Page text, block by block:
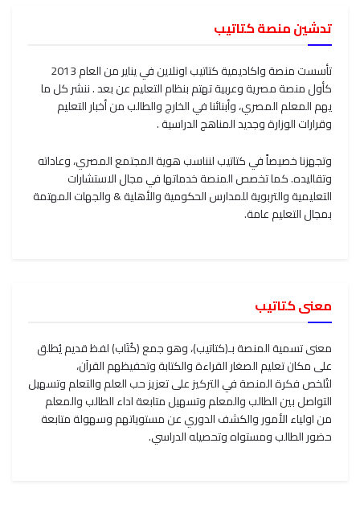
تدشين منصة كتاتيب
تأسست منصة واكاديمية كتاتيب اونلاين في يناير من العام 2013
كأول منصة مصرية وعربية تهتم بنظام التعليم عن بعد . ننشر كل ما
يهم المعلم المصري، وأبنائنا في الخارج والطالب من أخبار التعليم
وقرارات الوزارة وجديد المناهج الدراسية .
وتجهزنا خصيصاً في كتاتيب لنناسب هوية المجتمع المصري، وعاداته
وتقاليده. كما تخصص المنصة خدماتها في مجال الاستشارات
التعليمية والتربوية للمدارس الحكومية والأهلية & والجهات المهتمة
بمجال التعليم عامة.
معنى كتاتيب
معنى تسمية المنصة بـ(كتاتيب)، وهو جمع (كُتَاب) لفظ قديم يُطلق
على مكان تعليم الصغار القراءة والكتابة وتحفيظهم القرآن،
لتُلخص فكرة المنصة في التركيز على تعزيز حب العلم والتعلم وتسهيل
التواصل بين الطالب والمعلم وتسهيل متابعة اداء الطالب والمعلم
من اولياء الأمور والكشف الدوري عن مستوياتهم وسهولة متابعة
حضور الطالب ومستواه وتحصيله الدراسي.